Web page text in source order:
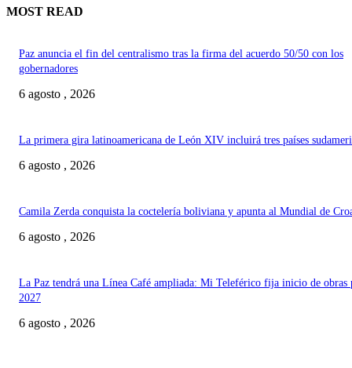
MOST READ
Paz anuncia el fin del centralismo tras la firma del acuerdo 50/50 con los
gobernadores
6 agosto , 2026
La primera gira latinoamericana de León XIV incluirá tres países
6 agosto , 2026
Camila Zerda conquista la coctelería boliviana y apunta al Mundial de
6 agosto , 2026
La Paz tendrá una Línea Café ampliada: Mi Teleférico fija inicio de obras
2027
6 agosto , 2026